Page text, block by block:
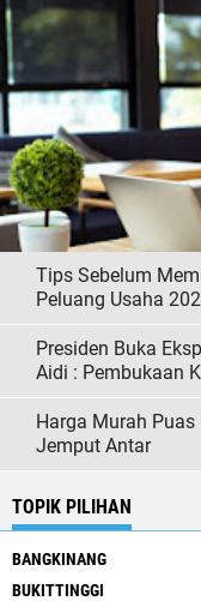
Tips Sebelum
Peluang Usaha
Presiden Buka
Aidi : Pembukaan
Harga Murah
Jemput Antar
TOPIK PILIHAN
BANGKINANG
BUKITTINGGI